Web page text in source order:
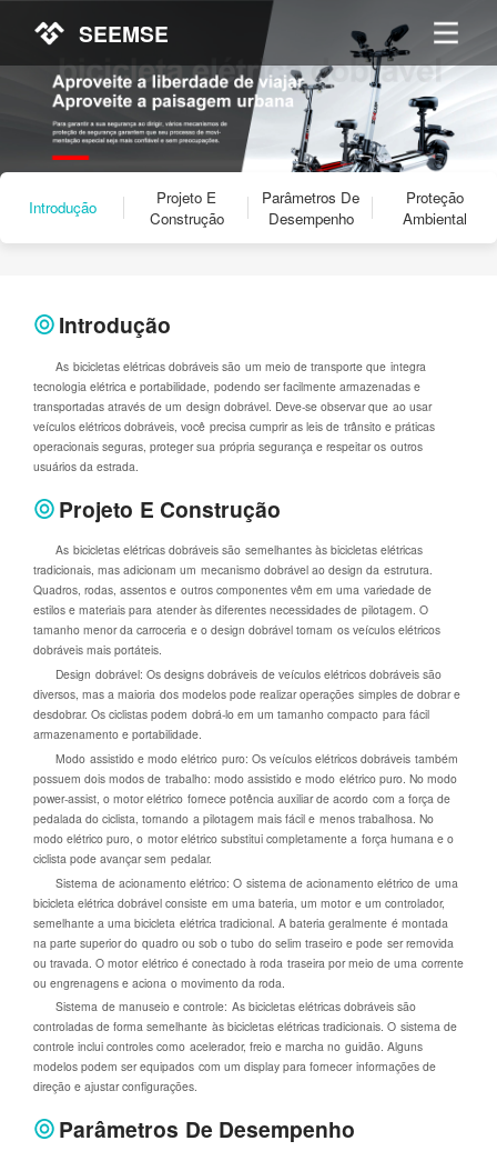
SEEMSE
Introdução
Projeto E
Construção
Parâmetros De
Desempenho
Proteção
Ambiental
Introdução
As bicicletas elétricas dobráveis são um meio de transporte que integra
tecnologia elétrica e portabilidade, podendo ser facilmente armazenadas e
transportadas através de um design dobrável. Deve-se observar que ao usar
veículos elétricos dobráveis, você precisa cumprir as leis de trânsito e práticas
operacionais seguras, proteger sua própria segurança e respeitar os outros
usuários da estrada.
Projeto E Construção
As bicicletas elétricas dobráveis são semelhantes às bicicletas elétricas
tradicionais, mas adicionam um mecanismo dobrável ao design da estrutura.
Quadros, rodas, assentos e outros componentes vêm em uma variedade de
estilos e materiais para atender às diferentes necessidades de pilotagem. O
tamanho menor da carroceria e o design dobrável tornam os veículos elétricos
dobráveis mais portáteis.
Design dobrável: Os designs dobráveis de veículos elétricos dobráveis são
diversos, mas a maioria dos modelos pode realizar operações simples de dobrar e
desdobrar. Os ciclistas podem dobrá-lo em um tamanho compacto para fácil
armazenamento e portabilidade.
Modo assistido e modo elétrico puro: Os veículos elétricos dobráveis ​​também
possuem dois modos de trabalho: modo assistido e modo elétrico puro. No modo
power-assist, o motor elétrico fornece potência auxiliar de acordo com a força de
pedalada do ciclista, tornando a pilotagem mais fácil e menos trabalhosa. No
modo elétrico puro, o motor elétrico substitui completamente a força humana e o
ciclista pode avançar sem pedalar.
Sistema de acionamento elétrico: O sistema de acionamento elétrico de uma
bicicleta elétrica dobrável consiste em uma bateria, um motor e um controlador,
semelhante a uma bicicleta elétrica tradicional. A bateria geralmente é montada
na parte superior do quadro ou sob o tubo do selim traseiro e pode ser removida
ou travada. O motor elétrico é conectado à roda traseira por meio de uma corrente
ou engrenagens e aciona o movimento da roda.
Sistema de manuseio e controle: As bicicletas elétricas dobráveis são
controladas de forma semelhante às bicicletas elétricas tradicionais. O sistema de
controle inclui controles como acelerador, freio e marcha no guidão. Alguns
modelos podem ser equipados com um display para fornecer informações de
direção e ajustar configurações.
Parâmetros De Desempenho